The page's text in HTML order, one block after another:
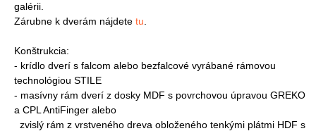
galérii.
Zárubne k dverám nájdete tu
Konštrukcia:
- krídlo dverí s falcom alebo bezfalcové vyrábané rámovou
technológiou STILE
- masívny rám dverí z dosky MDF s povrchovou úpravou GREKO
a CPL AntiFinger alebo
zvislý rám z vrstveného dreva obloženého tenkými plátmi HDF s